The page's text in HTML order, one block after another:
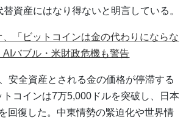
替資産にはなり得ないと明言している。
、「ビットコインは金の代わりにならな
バブル・米財政危機も警告
安全資産とされる金の価格が停滞する
コインは7万5,000ドルを突破し、日本
回復した。中東情勢の緊迫化や世界情